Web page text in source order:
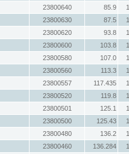
23800640 85.9
23800630 87.5
23800620 93.8
23800600 103.8
23800580 107.0
23800560 113.3
23800557 117.435
23800520 119.8
23800501 125.1
23800500 125.43
23800480 136.2
23800460 136.284